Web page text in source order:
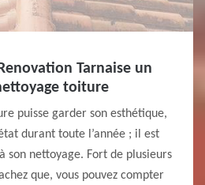
Tarnaise un
toiture
puisse garder son esthétique,
durant toute l’année ; il est
son nettoyage. Fort de plusieurs
que, vous pouvez compter